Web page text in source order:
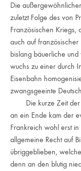
Die
zuletzt Folge des von
Französischen Kriegs,
auch auf französischer
bislang bäuerliche
wuchs zu einer durch
Eisenbahn
zwangsgeeinte
Die kurze Zeit der
an ein Ende kam der
Frankreich wohl erst
allgemeine Recht auf
übriggeblieben,
denn an den blutig